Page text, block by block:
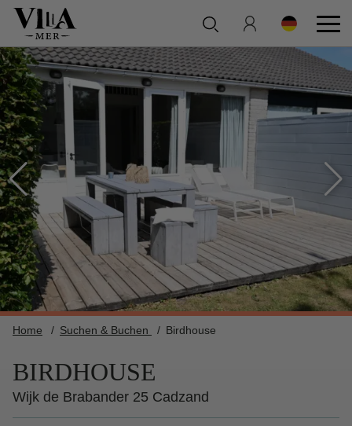
Home Suchen & Buchen Birdhouse
BIRDHOUSE
Wijk de Brabander 25 Cadzand